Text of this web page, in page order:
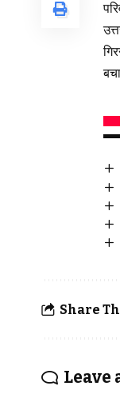
Share
Leave